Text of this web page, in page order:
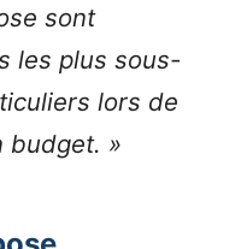
sont
les plus sous-
lors de
budget. »